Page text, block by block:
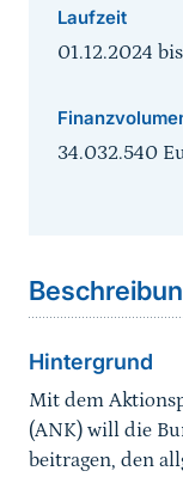
Laufzeit
01.12.2024 bis
34.032.540
Hintergrund
Mit dem
(ANK) will die
beitragen, den